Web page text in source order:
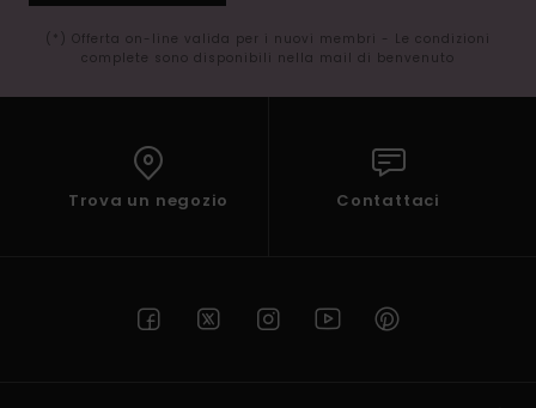
(*) Offerta on-line valida per i nuovi membri - Le condizioni
complete sono disponibili nella mail di benvenuto
Trova un negozio Contattaci